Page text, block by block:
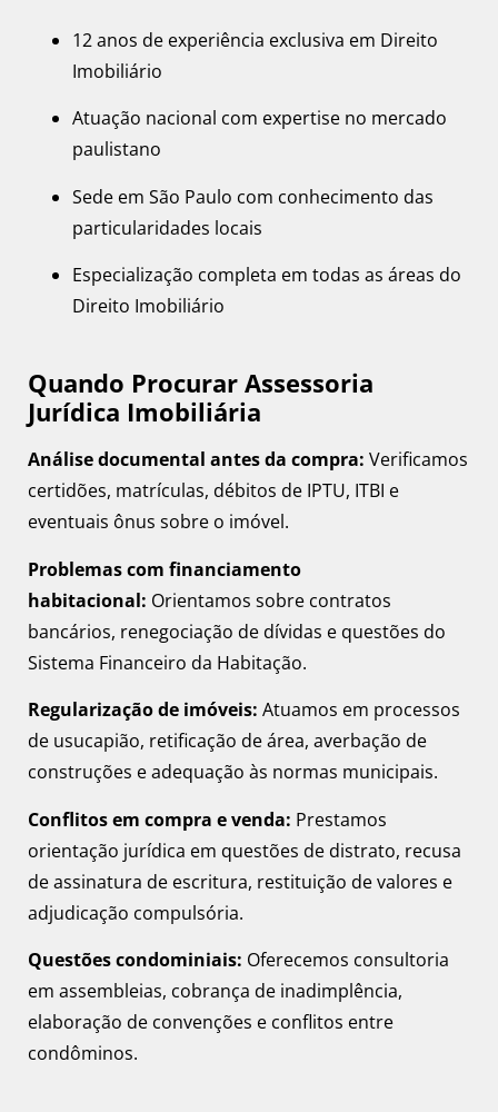
12 anos de experiência exclusiva em Direito
Imobiliário
Atuação nacional com expertise no mercado
paulistano
Sede em São Paulo com conhecimento das
particularidades locais
Especialização completa em todas as áreas do
Direito Imobiliário
Quando Procurar Assessoria
Jurídica Imobiliária
Análise documental antes da compra: Verificamos
certidões, matrículas, débitos de IPTU, ITBI e
eventuais ônus sobre o imóvel.
Problemas com financiamento
habitacional: Orientamos sobre contratos
bancários, renegociação de dívidas e questões do
Sistema Financeiro da Habitação.
Regularização de imóveis: Atuamos em processos
de usucapião, retificação de área, averbação de
construções e adequação às normas municipais.
Conflitos em compra e venda: Prestamos
orientação jurídica em questões de distrato, recusa
de assinatura de escritura, restituição de valores e
adjudicação compulsória.
Questões condominiais: Oferecemos consultoria
em assembleias, cobrança de inadimplência,
elaboração de convenções e conflitos entre
condôminos.